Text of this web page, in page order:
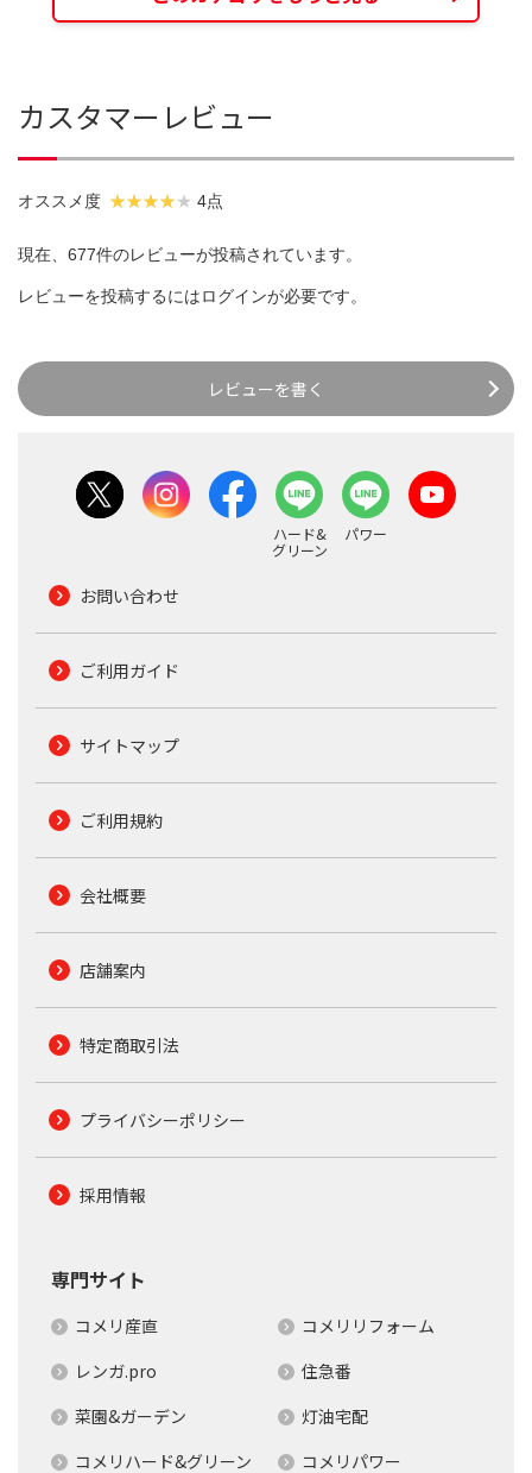
カスタマーレビュー
オススメ度 4点
現在、677件のレビューが投稿されています。
レビューを投稿するにはログインが必要です。
レビューを書く
ハード&
グリーン
パワー
お問い合わせ
ご利用ガイド
サイトマップ
ご利用規約
会社概要
店舗案内
特定商取引法
プライバシーポリシー
採用情報
専門サイト
コメリ産直
コメリリフォーム
レンガ.pro
住急番
菜園&ガーデン
灯油宅配
コメリハード&グリーン
コメリパワー